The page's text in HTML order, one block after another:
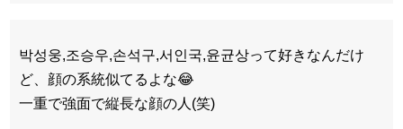
박성웅,조승우,손석구,서인국,윤균상って好きなんだけ
ど、顔の系統似てるよな😂
一重で強面で縦長な顔の人(笑)